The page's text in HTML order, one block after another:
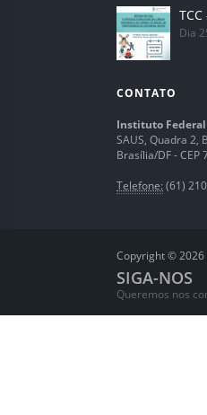
Dia
CONTATO
Instituto
SAUS, Quadra 2,
Brasília/DF - CEP
Telefone: (61)
Copyright © 2026
SIGA-NOS
Queremos nos